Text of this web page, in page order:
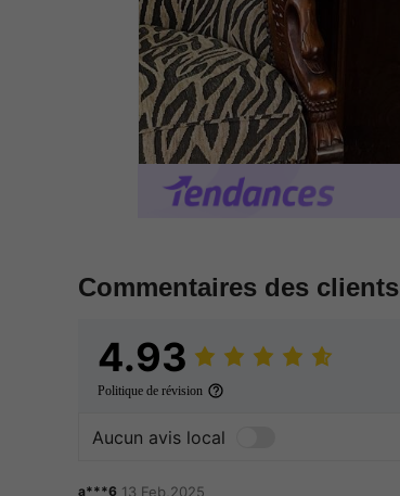
Commentaires des clients
4.93
Politique de révision
Aucun avis local
a***6 13 Feb,2025